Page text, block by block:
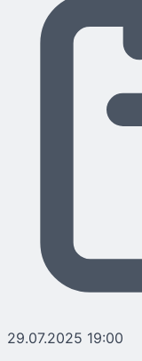
29.07.2025 19:00